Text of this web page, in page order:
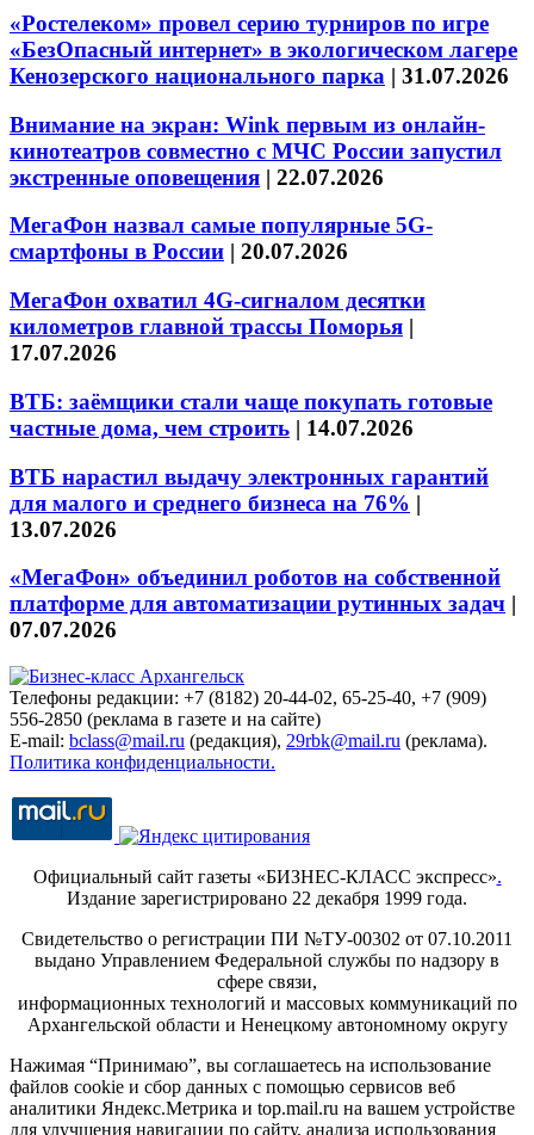
«Ростелеком» провел серию турниров по игре
«БезОпасный интернет» в экологическом лагере
Кенозерского национального парка | 31.07.2026
Внимание на экран: Wink первым из онлайн-
кинотеатров совместно с МЧС России запустил
экстренные оповещения | 22.07.2026
МегаФон назвал самые популярные 5G-
смартфоны в России | 20.07.2026
МегаФон охватил 4G-сигналом десятки
километров главной трассы Поморья |
17.07.2026
ВТБ: заёмщики стали чаще покупать готовые
частные дома, чем строить | 14.07.2026
ВТБ нарастил выдачу электронных гарантий
для малого и среднего бизнеса на 76% |
13.07.2026
«МегаФон» объединил роботов на собственной
платформе для автоматизации рутинных задач |
07.07.2026
Телефоны редакции: +7 (8182) 20-44-02, 65-25-40, +7 (909)
556-2850 (реклама в газете и на сайте)
E-mail: bclass@mail.ru (редакция), 29rbk@mail.ru (реклама).
Политика конфиденциальности.
Официальный сайт газеты «БИЗНЕС-КЛАСС экспресс».
Издание зарегистрировано 22 декабря 1999 года.
Свидетельство о регистрации ПИ №ТУ-00302 от 07.10.2011
выдано Управлением Федеральной службы по надзору в
сфере связи,
информационных технологий и массовых коммуникаций по
Архангельской области и Ненецкому автономному округу
Нажимая “Принимаю”, вы соглашаетесь на использование
файлов cookie и сбор данных с помощью сервисов веб
аналитики Яндекс.Метрика и top.mail.ru на вашем устройстве
для улучшения навигации по сайту, анализа использования